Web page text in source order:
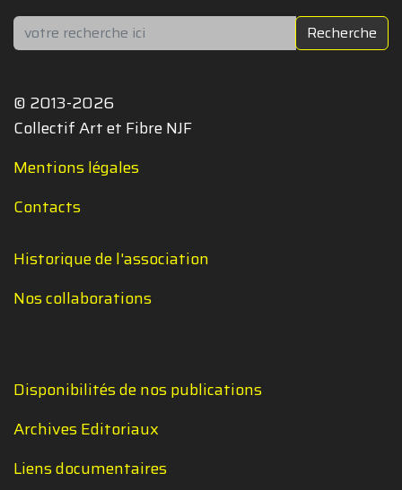
Rechercher Recherche
© 2013-2026
Collectif Art et Fibre NJF
Mentions légales
Contacts
Historique de l'association
Nos collaborations
Disponibilités de nos publications
Archives Editoriaux
Liens documentaires